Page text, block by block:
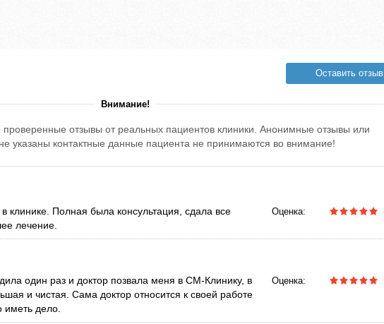
Оставить отзыв
Внимание!
проверенные отзывы от реальных пациентов клиники. Анонимные отзывы или
указаны контактные данные пациента не принимаются во внимание!
клинике. Полная была консультация, сдала все
лечение.
Оценка:
один раз и доктор позвала меня в СМ-Клинику, в
и чистая. Сама доктор относится к своей работе
иметь дело.
Оценка: